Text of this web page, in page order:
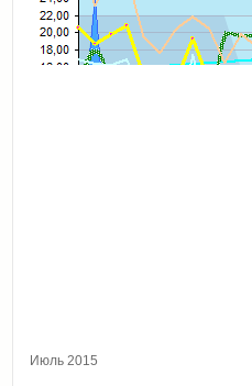
Июль 2015